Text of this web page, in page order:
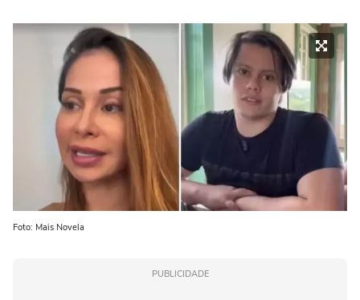
Foto: Mais Novela
PUBLICIDADE